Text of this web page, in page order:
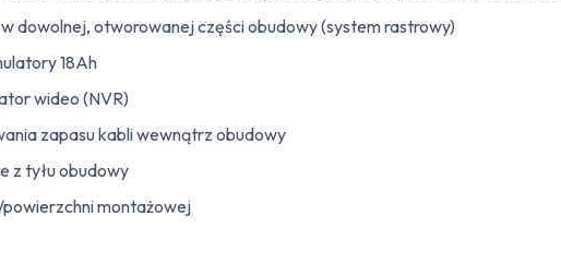
dowolnej, otworowanej części obudowy (system rastrowy)
18Ah
wideo (NVR)
zapasu kabli wewnątrz obudowy
z tyłu obudowy
montażowej